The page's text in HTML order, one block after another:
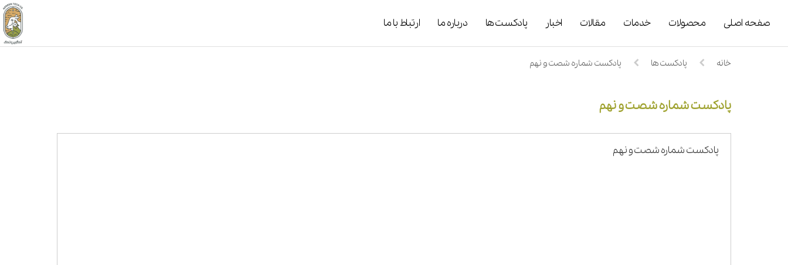
صفحه اصلی محصولات خدمات مقالات اخبار پادکست ها درباره ما ارتباط با ما
خانه پادکست ها پادکست شماره شصت و نهم
پادکست شماره شصت و نهم
پادکست شماره شصت و نهم